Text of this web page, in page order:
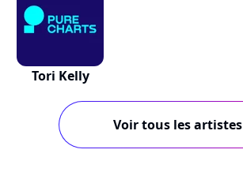
Tori Kelly
Voir tous les artistes